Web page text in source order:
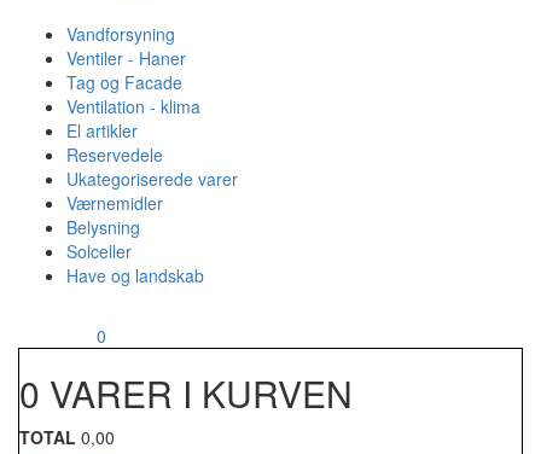
Vandforsyning
Ventiler - Haner
Tag og Facade
Ventilation - klima
El artikler
Reservedele
Ukategoriserede varer
Værnemidler
Belysning
Solceller
Have og landskab
0
0 VARER I KURVEN
TOTAL 0,00